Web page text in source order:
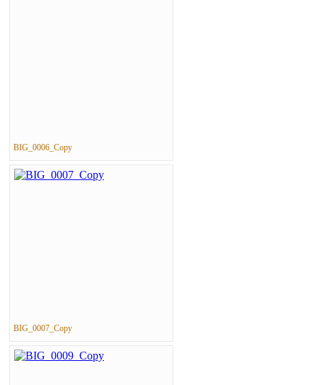
BIG_0006_Copy
BIG_0007_Copy